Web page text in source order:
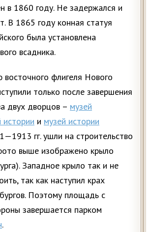
в 1860 году. Не задержался и
В 1865 году конная статуя
была установлена
всадника.
восточного флигеля Нового
только после завершения
двух дворцов – музей
истории и музей истории
гг. ушли на строительство
выше изображено крыло
Западное крыло так и не
так как наступил крах
Поэтому площадь с
завершается парком
.